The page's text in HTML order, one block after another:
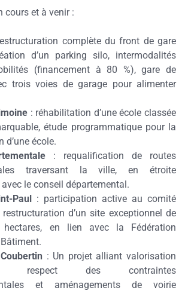
cours et à venir :
complète du front de gare
d’un parking silo, intermodalités
(financement à 80 %), gare de
trois voies de garage pour alimenter
: réhabilitation d’une école classée
étude programmatique pour la
d’une école.
: requalification de routes
traversant la ville, en étroite
le conseil départemental.
Paul : participation active au comité
d’un site exceptionnel de
en lien avec la Fédération
: Un projet alliant valorisation
respect des contraintes
et aménagements de voirie